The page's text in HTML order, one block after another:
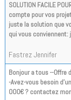
SOLUTION FACILE
compte pour vos
juste la solution que
qui vous
Fastrez Jennifer
Bonjour a tous --Offre
-Avez-vous besoin
000€ ? contactez